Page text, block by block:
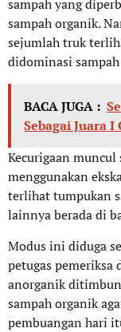
sampah yang
sampah organik.
sejumlah truk
didominasi
BACA JUGA :
Sebagai Juara
Kecurigaan
menggunakan
terlihat tumpukan
lainnya berada di
Modus ini diduga
petugas pemeriksa
anorganik
sampah organik
pembuangan hari